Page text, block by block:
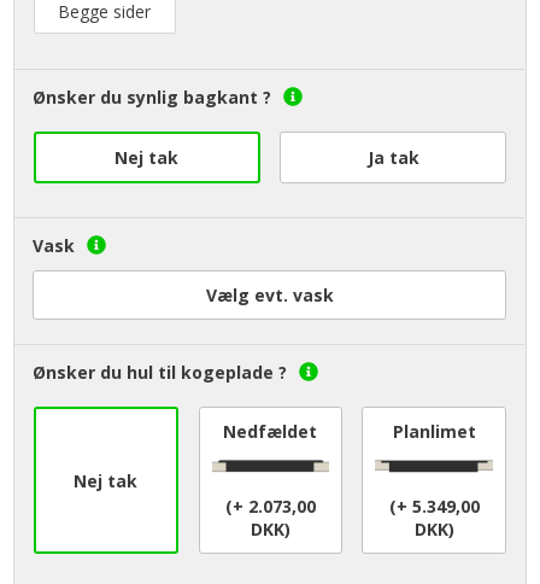
Begge sider
Ønsker du synlig bagkant ?
Nej tak Ja tak
Vask
Vælg evt. vask
Ønsker du hul til kogeplade ?
Nej tak
Nedfældet
(+ 2.073,00
DKK)
Planlimet
(+ 5.349,00
DKK)